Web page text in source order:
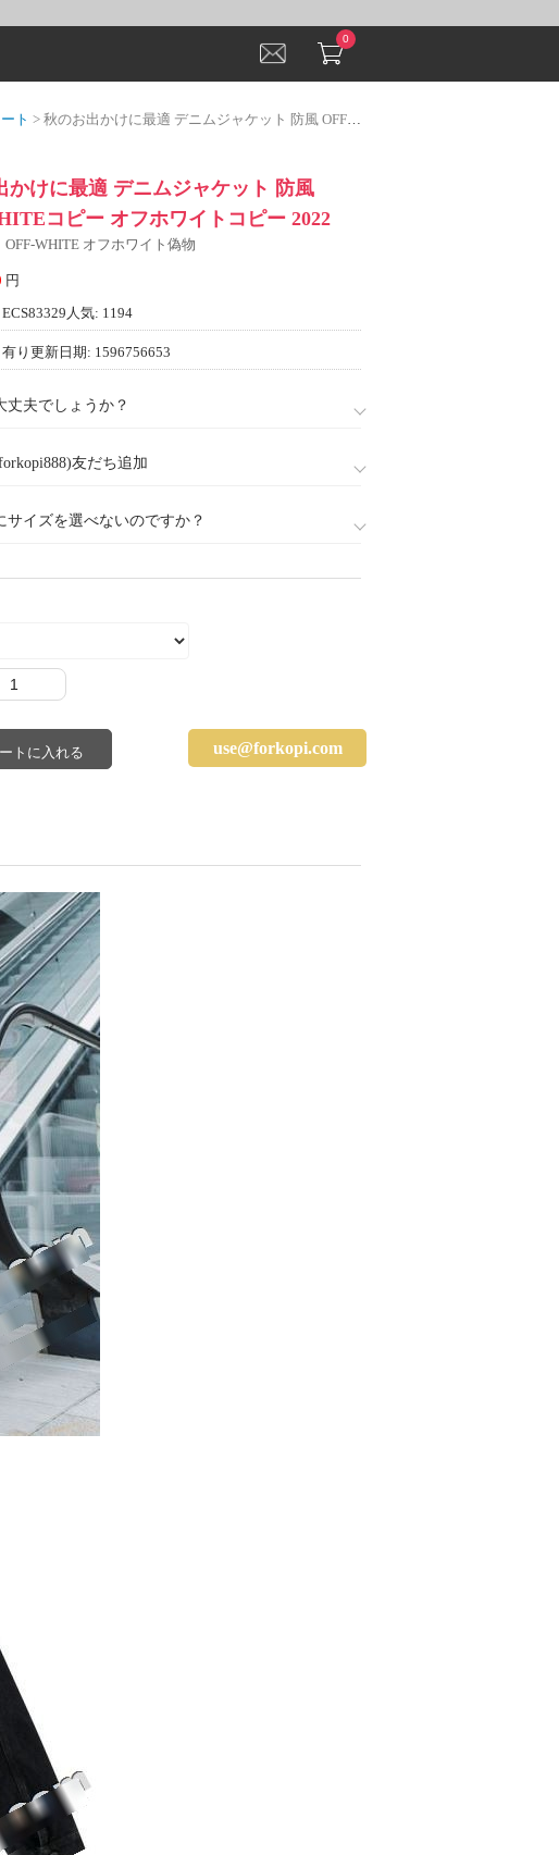
0
ト > 秋のお出かけに最適 デニムジャケット 防風 OFF-WHITEコピー オフホワイトコピー 2022
かけに最適 デニムジャケット 防風
コピー オフホワイトコピー 2022
OFF-WHITE オフホワイト偽物
円
人気: 1194
り更新日期: 1596756653
丈夫でしょうか？
友だち追加
サイズを選べないのですか？
use@forkopi.com